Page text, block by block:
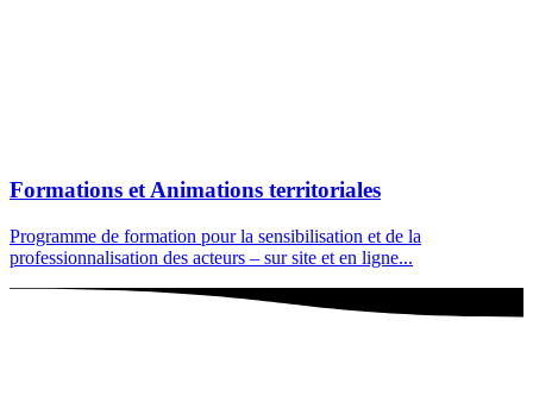
Formations et Animations territoriales
Programme de formation pour la sensibilisation et de la
professionnalisation des acteurs – sur site et en ligne...